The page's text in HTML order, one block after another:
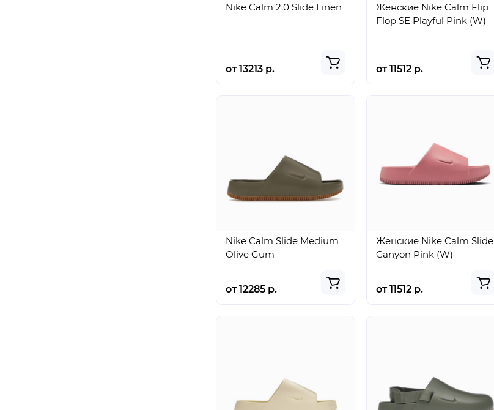
Nike Calm 2.0 Slide Linen
от 13213 р.
Женские Nike Calm Flip
Flop SE Playful Pink (W)
от 11512 р.
Nike Calm Slide Medium
Olive Gum
от 12285 р.
Женские Nike Calm Slide
Canyon Pink (W)
от 11512 р.